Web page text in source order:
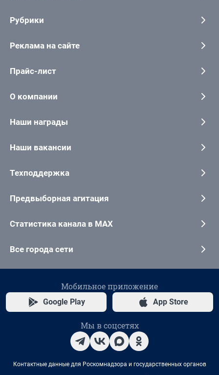
Рубрики
Реклама на сайте
Прайс-лист
О компании
Наши награды
Наши вакансии
Техподдержка
Предвыборная агитация
Статистика канала в MAX
Все города сети
Мобильное приложение
Google Play App Store
Мы в соцсетях
Контактные данные для Роскомнадзора и государственных органов